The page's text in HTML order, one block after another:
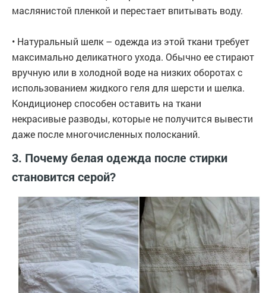
маслянистой пленкой и перестает впитывать воду.
• Натуральный шелк – одежда из этой ткани требует
максимально деликатного ухода. Обычно ее стирают
вручную или в холодной воде на низких оборотах с
использованием жидкого геля для шерсти и шелка.
Кондиционер способен оставить на ткани
некрасивые разводы, которые не получится вывести
даже после многочисленных полосканий.
3. Почему белая одежда после стирки
становится серой?